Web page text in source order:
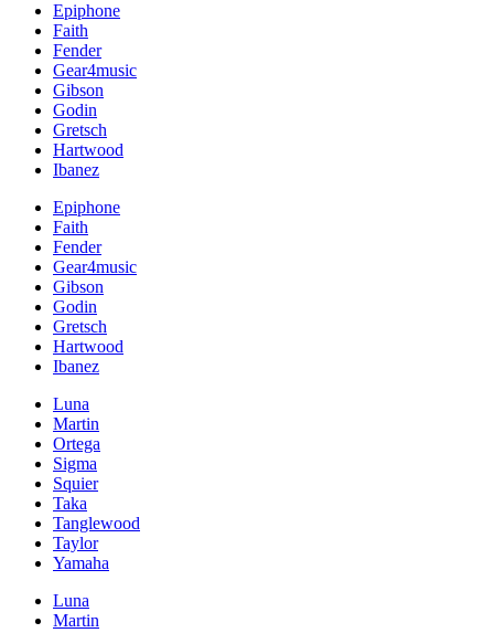
Epiphone
Faith
Fender
Gear4music
Gibson
Godin
Gretsch
Hartwood
Ibanez
Epiphone
Faith
Fender
Gear4music
Gibson
Godin
Gretsch
Hartwood
Ibanez
Luna
Martin
Ortega
Sigma
Squier
Taka
Tanglewood
Taylor
Yamaha
Luna
Martin